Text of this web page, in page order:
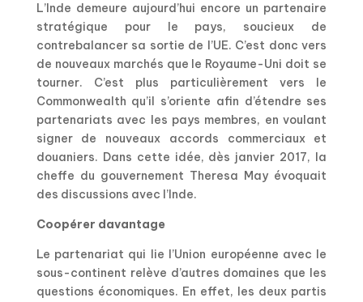
L’Inde demeure aujourd’hui encore un partenaire
stratégique pour le pays, soucieux de
contrebalancer sa sortie de l’UE. C’est donc vers
de nouveaux marchés que le Royaume-Uni doit se
tourner. C’est plus particulièrement vers le
Commonwealth qu’il s’oriente afin d’étendre ses
partenariats avec les pays membres, en voulant
signer de nouveaux accords commerciaux et
douaniers. Dans cette idée, dès janvier 2017, la
cheffe du gouvernement Theresa May évoquait
des discussions avec l’Inde.
Coopérer davantage
Le partenariat qui lie l’Union européenne avec le
sous-continent relève d’autres domaines que les
questions économiques. En effet, les deux partis